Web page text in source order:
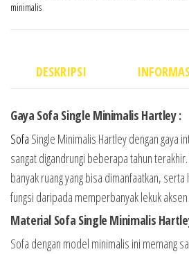
minimalis
DESKRIPSI
Gaya Sofa Single Minimalis Hartley :
Sofa Single Minimalis Hartley dengan gaya
sangat digandrungi beberapa tahun
banyak ruang yang bisa dimanfaatkan,
fungsi daripada memperbanyak lekuk
Material Sofa Single Minimalis
Sofa dengan model minimalis ini memang